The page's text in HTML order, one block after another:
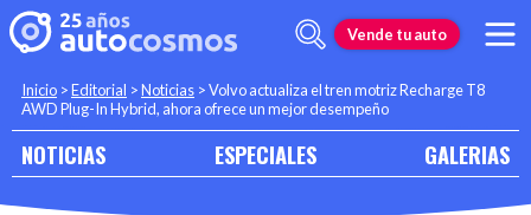
Vende tu auto
Inicio >Editorial >Noticias >Volvo actualiza el tren motriz Recharge T8
AWD Plug-In Hybrid, ahora ofrece un mejor desempeño
NOTICIAS ESPECIALES GALERIAS